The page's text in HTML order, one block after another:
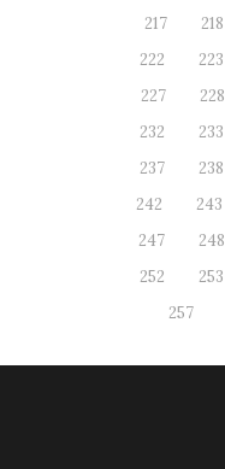
217
218
222
223
227
228
232
233
237
238
242
243
247
248
252
253
257